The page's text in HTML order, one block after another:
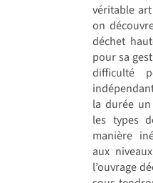
véritable
on
déchet
pour sa
difficulté
la durée
les types
manière
aux
l’ouvrage